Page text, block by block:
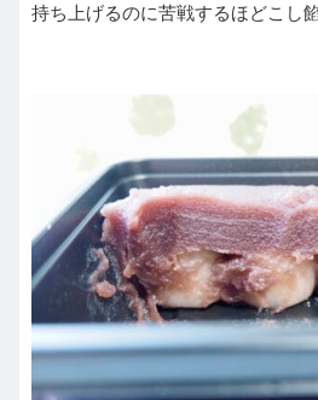
持ち上げるのに苦戦するほどこし